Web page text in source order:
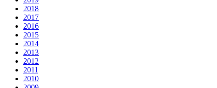
2018
2017
2016
2015
2014
2013
2012
2011
2010